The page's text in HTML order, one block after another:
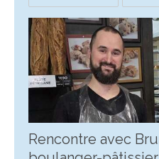
Rencontre avec